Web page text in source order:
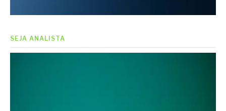
SEJA ANALISTA